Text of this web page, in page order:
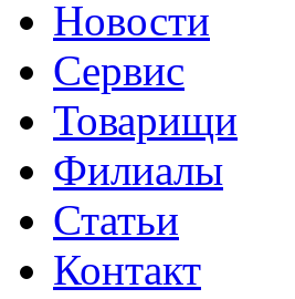
Новости
Сервис
Товарищи
Филиалы
Статьи
Контакт